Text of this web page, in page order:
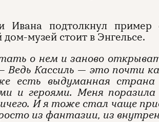
Ивана подтолкнул пример
музей стоит в Энгельсе.
о нем и заново
Ведь Кассиль — это почти
есть выдуманная
и героями. Меня поразила
И я тоже стал чаще
из фантазии, из